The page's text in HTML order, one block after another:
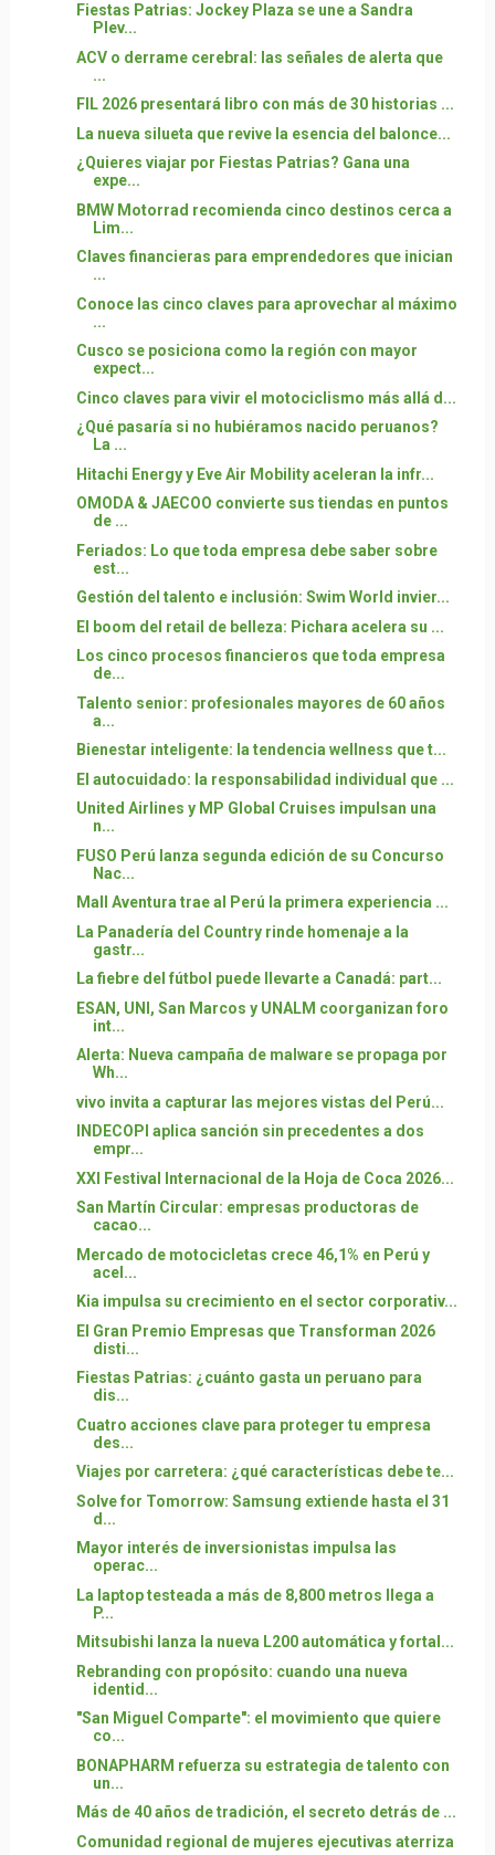
Fiestas Patrias: Jockey Plaza se une a Sandra
Plev...
ACV o derrame cerebral: las señales de alerta que
...
FIL 2026 presentará libro con más de 30 historias ...
La nueva silueta que revive la esencia del balonce...
¿Quieres viajar por Fiestas Patrias? Gana una
expe...
BMW Motorrad recomienda cinco destinos cerca a
Lim...
Claves financieras para emprendedores que inician
...
Conoce las cinco claves para aprovechar al máximo
...
Cusco se posiciona como la región con mayor
expect...
Cinco claves para vivir el motociclismo más allá d...
¿Qué pasaría si no hubiéramos nacido peruanos?
La ...
Hitachi Energy y Eve Air Mobility aceleran la infr...
OMODA & JAECOO convierte sus tiendas en puntos
de ...
Feriados: Lo que toda empresa debe saber sobre
est...
Gestión del talento e inclusión: Swim World invier...
El boom del retail de belleza: Pichara acelera su ...
Los cinco procesos financieros que toda empresa
de...
Talento senior: profesionales mayores de 60 años
a...
Bienestar inteligente: la tendencia wellness que t...
El autocuidado: la responsabilidad individual que ...
United Airlines y MP Global Cruises impulsan una
n...
FUSO Perú lanza segunda edición de su Concurso
Nac...
Mall Aventura trae al Perú la primera experiencia ...
La Panadería del Country rinde homenaje a la
gastr...
La fiebre del fútbol puede llevarte a Canadá: part...
ESAN, UNI, San Marcos y UNALM coorganizan foro
int...
Alerta: Nueva campaña de malware se propaga por
Wh...
vivo invita a capturar las mejores vistas del Perú...
INDECOPI aplica sanción sin precedentes a dos
empr...
XXI Festival Internacional de la Hoja de Coca 2026...
San Martín Circular: empresas productoras de
cacao...
Mercado de motocicletas crece 46,1% en Perú y
acel...
Kia impulsa su crecimiento en el sector corporativ...
El Gran Premio Empresas que Transforman 2026
disti...
Fiestas Patrias: ¿cuánto gasta un peruano para
dis...
Cuatro acciones clave para proteger tu empresa
des...
Viajes por carretera: ¿qué características debe te...
Solve for Tomorrow: Samsung extiende hasta el 31
d...
Mayor interés de inversionistas impulsa las
operac...
La laptop testeada a más de 8,800 metros llega a
P...
Mitsubishi lanza la nueva L200 automática y fortal...
Rebranding con propósito: cuando una nueva
identid...
"San Miguel Comparte": el movimiento que quiere
co...
BONAPHARM refuerza su estrategia de talento con
un...
Más de 40 años de tradición, el secreto detrás de ...
Comunidad regional de mujeres ejecutivas aterriza